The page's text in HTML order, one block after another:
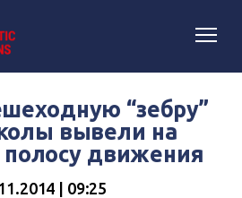
“зебру”
вывели на
полосу движения
| 09:25